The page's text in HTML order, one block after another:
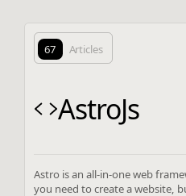
67 Articles
AstroJs
Astro is an all-in-one web
you need to create a website,